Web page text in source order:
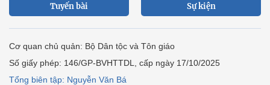
Tuyến bài Sự kiện
Cơ quan chủ quản: Bộ Dân tộc và Tôn giáo
Số giấy phép: 146/GP-BVHTTDL, cấp ngày 17/10/2025
Tổng biên tập: Nguyễn Văn Bá